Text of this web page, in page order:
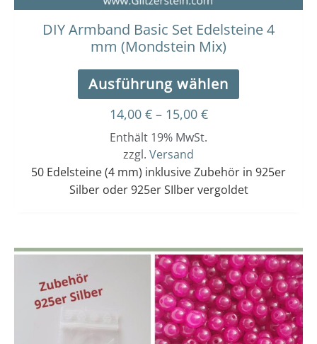
DIY Armband Basic Set Edelsteine 4
mm (Mondstein Mix)
Ausführung wählen
werden
14,00 € – 15,00 €
Enthält 19% MwSt.
zzgl. Versand
50 Edelsteine (4 mm) inklusive Zubehör in 925er
Silber oder 925er SIlber vergoldet
Dieses
Produkt
weist
mehrere
Varianten
Preisspanne:
14,00 €
bis
15,00 €